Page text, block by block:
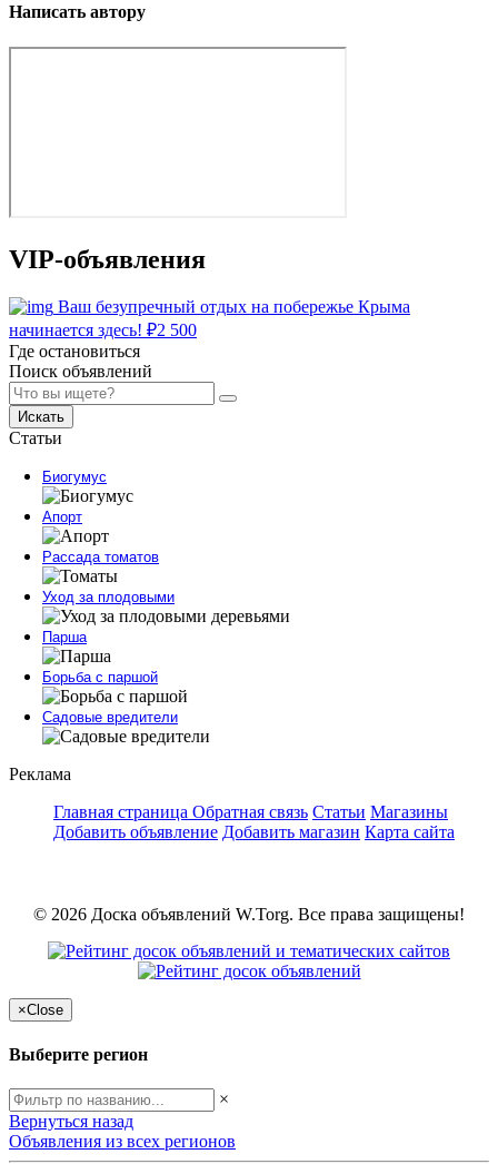
Написать автору
VIP-объявления
Ваш безупречный отдых на побережье Крыма
начинается здесь! ₽2 500
Где остановиться
Поиск объявлений
Искать
Статьи
Биогумус
Апорт
Рассада томатов
Уход за плодовыми
Парша
Борьба с паршой
Садовые вредители
Реклама
Главная страница Обратная связь Статьи Магазины
Добавить объявление Добавить магазин Карта сайта
© 2026 Доска объявлений W.Torg. Все права защищены!
×Close
Выберите регион
×
Вернуться назад
Объявления из всех регионов